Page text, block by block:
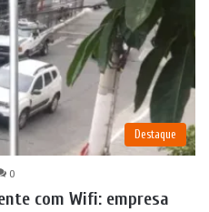
Destaque
0
com Wifi: empresa